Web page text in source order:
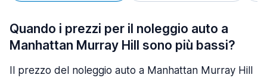
Quando i prezzi per il noleggio auto a
Manhattan Murray Hill sono più bassi?
Il prezzo del noleggio auto a Manhattan Murray Hill